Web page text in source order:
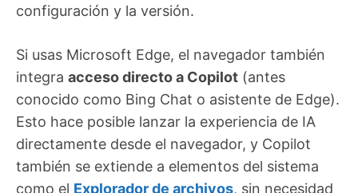
configuración y la versión.
Si usas Microsoft Edge, el navegador también
integra acceso directo a Copilot (antes
conocido como Bing Chat o asistente de Edge).
Esto hace posible lanzar la experiencia de IA
directamente desde el navegador, y Copilot
también se extiende a elementos del sistema
como el Explorador de archivos, sin necesidad